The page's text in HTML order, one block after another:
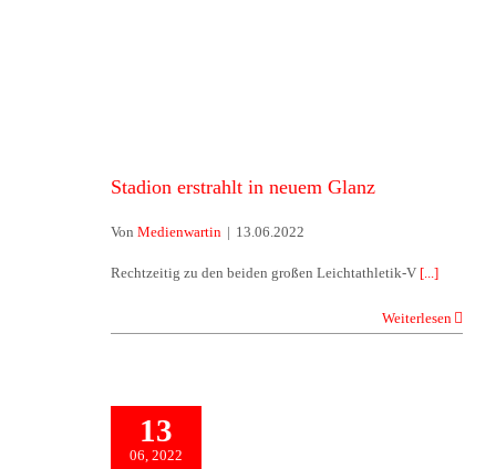
Stadion erstrahlt in neuem Glanz
Von Medienwartin | 13.06.2022
Rechtzeitig zu den beiden großen Leichtathletik-V[...]
Weiterlesen
13
06, 2022